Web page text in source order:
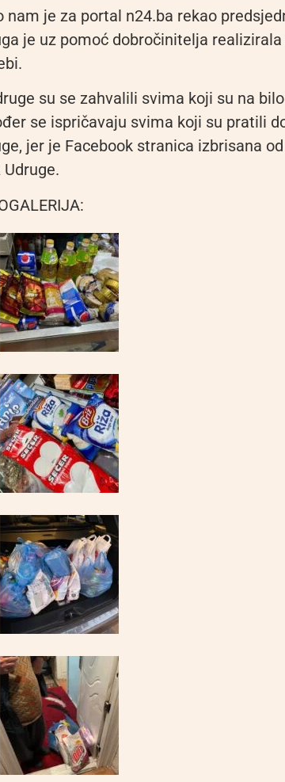
nam je za portal n24.ba rekao
je uz pomoć dobročinitelja
su se zahvalili svima koji su na
se ispričavaju svima koji su pratili
jer je Facebook stranica izbrisana
Udruge.